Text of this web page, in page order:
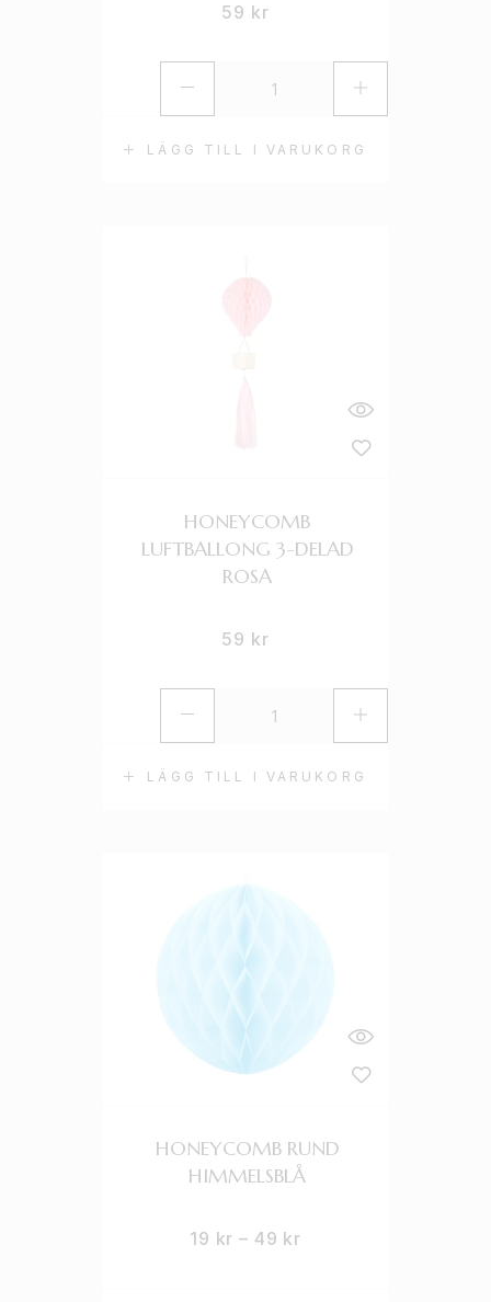
LÄGG TILL I VARUKORG
59 kr
LÄGG TILL I VARUKORG
HONEYCOMB
LUFTBALLONG 3-DELAD
ROSA
59 kr
HONEYCOMB RUND
HIMMELSBLÅ
19 kr – 49 kr